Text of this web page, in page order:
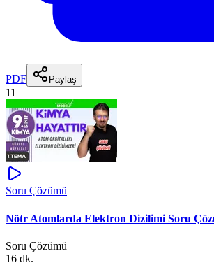
PDF Paylaş
11
Soru Çözümü
Nötr Atomlarda Elektron Dizilimi Soru
Soru Çözümü
16 dk.